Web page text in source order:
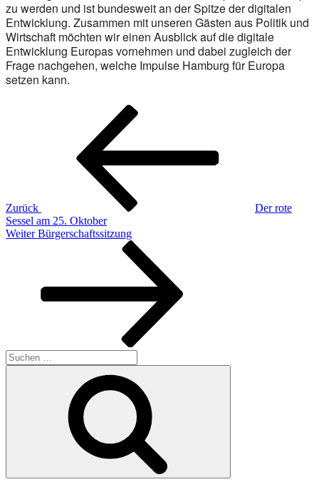
zu werden und ist bundesweit an der Spitze der digitalen
Entwicklung. Zusammen mit unseren Gästen aus Politik und
Wirtschaft möchten wir einen Ausblick auf die digitale
Entwicklung Europas vornehmen und dabei zugleich der
Frage nachgehen, welche Impulse Hamburg für Europa
setzen kann.
Beitragsnavigation
Zurück
Der rote
Sessel am 25. Oktober
Nächster
Weiter Bürgerschaftssitzung
Suchen
nach: